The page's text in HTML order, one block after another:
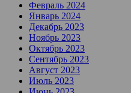
Февраль 2024
Январь 2024
Декабрь 2023
Ноябрь 2023
Октябрь 2023
Сентябрь 2023
Август 2023
Июль 2023